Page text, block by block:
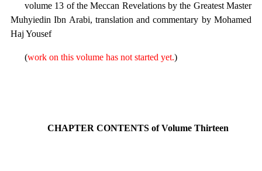
volume 13 of the Meccan Revelations by the Greatest Master
Muhyiedin Ibn Arabi, translation and commentary by Mohamed
Haj Yousef
(work on this volume has not started yet.)
CHAPTER CONTENTS of Volume Thirteen